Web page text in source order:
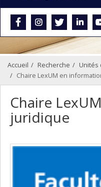
Accueil Recherche
Unités
Chaire LexUM en
Chaire
juridique